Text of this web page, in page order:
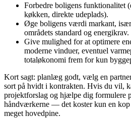
Forbedre boligens funktionalitet
køkken, direkte udeplads).
Øge boligens værdi markant,
områdets standard og energi­krav.
Give mulighed for at optimere
moderne vinduer, eventuel
totaløkonomi frem for kun
Kort sagt: planlæg godt, vælg en
sort på hvidt i kontrakten. Hvis du vil,
projektforslag og hjælpe dig formulere
håndværkerne — det koster kun en
meget hovedpine.